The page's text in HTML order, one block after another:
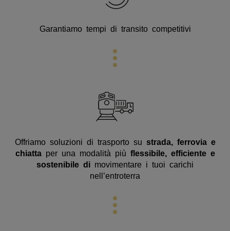
Garantiamo tempi di transito competitivi
Offriamo soluzioni di trasporto su strada, ferrovia e
chiatta per una modalità più flessibile, efficiente e
sostenibile di movimentare i tuoi carichi
nell’entroterra